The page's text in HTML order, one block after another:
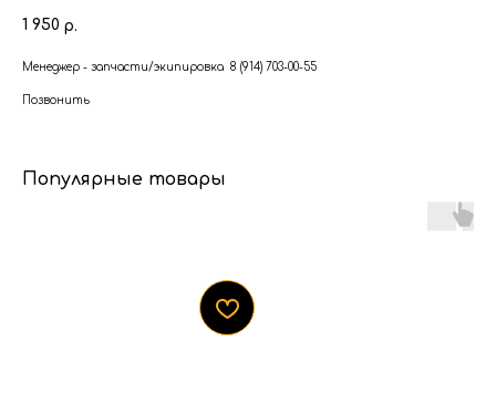
1 950 р.
Менеджер - запчасти/экипировка 8 (914) 703-00-55
Позвонить
Популярные товары